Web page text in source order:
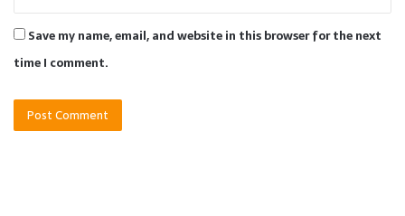
Save my name, email, and website in this browser for the next
time I comment.